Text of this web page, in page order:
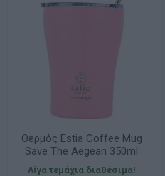
Θερμός Estia Coffee Mug
Save The Aegean 350ml
Blossom Rose 01-12472
Λίγα τεμάχια διαθέσιμα!